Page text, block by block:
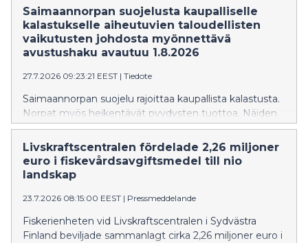
tavanomaisella tasolla kun taas luonnontilaisten järvien
pinnat ovat edelleen pääosin tavanomaista alempana
ajankohtaan nähden. Paikoin vedenkorkeudet ovat
kuitenkin viimeaikaisten sateiden myötä palautuneet
Saimaannorpan suojelusta kaupalliselle
kalastukselle aiheutuvien taloudellisten
vaikutusten johdosta myönnettävä
avustushaku avautuu 1.8.2026
27.7.2026 09:23:21 EEST | Tiedote
Saimaannorpan suojelu rajoittaa kaupallista kalastusta.
Norpat myös heikentävät pyydysten tuottoa. Näiden
taloudellisten menetysten vuoksi kaupallisille
kalastajille on suunnattu avustus vuosille 2024-27.
Avustus on haettavissa elokuun ajan.
Livskraftscentralen fördelade 2,26 miljoner
euro i fiskevårdsavgiftsmedel till nio
landskap
23.7.2026 08:15:00 EEST | Pressmeddelande
Fiskerienheten vid Livskraftscentralen i Sydvästra
Finland beviljade sammanlagt cirka 2,26 miljoner euro i